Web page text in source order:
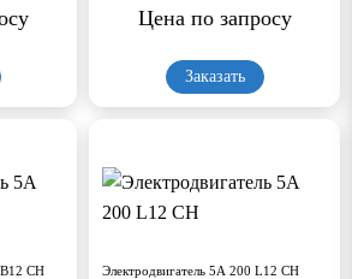
Цена по запросу
Заказать
СН Электродвигатель 5А 200 L12 СН